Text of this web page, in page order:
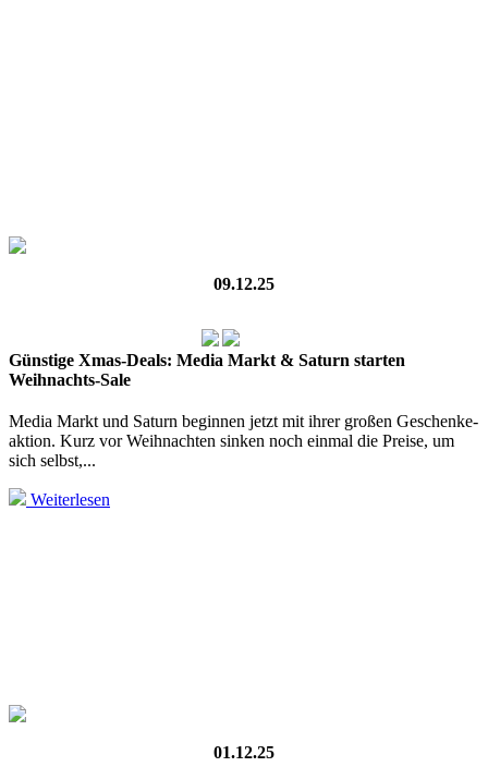
09.12.25
Günstige Xmas-Deals: Media Markt & Saturn starten
Weihnachts-Sale
Media Markt und Saturn beginnen jetzt mit ihrer großen Geschenke­
aktion. Kurz vor Weihnachten sinken noch einmal die Preise, um
sich selbst,...
Weiterlesen
01.12.25